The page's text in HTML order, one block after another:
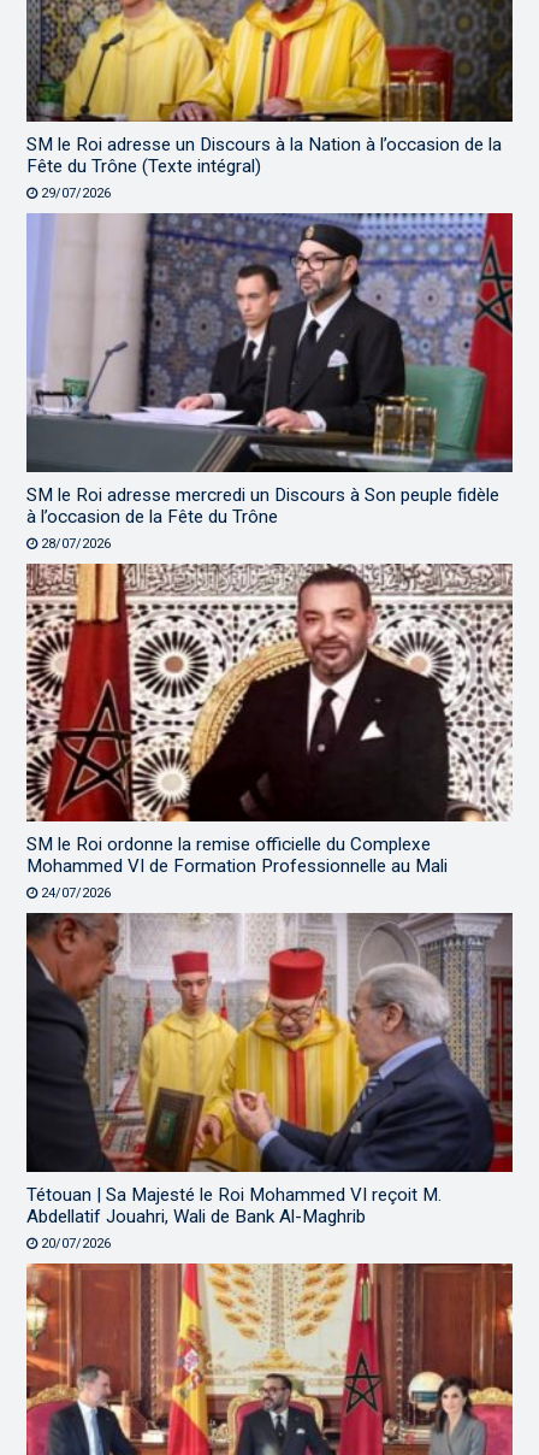
SM le Roi adresse un Discours à la Nation à l’occasion de la
Fête du Trône (Texte intégral)
29/07/2026
SM le Roi adresse mercredi un Discours à Son peuple fidèle
à l’occasion de la Fête du Trône
28/07/2026
SM le Roi ordonne la remise officielle du Complexe
Mohammed VI de Formation Professionnelle au Mali
24/07/2026
Tétouan | Sa Majesté le Roi Mohammed VI reçoit M.
Abdellatif Jouahri, Wali de Bank Al-Maghrib
20/07/2026